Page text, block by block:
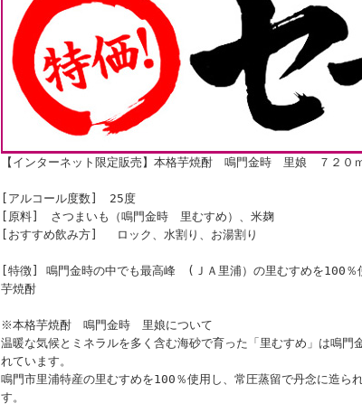
【インターネット限定販売】本格芋焼酎 鳴門金時 里娘 ７２０ｍ
[アルコール度数] 25度
[原料] さつまいも（鳴門金時 里むすめ）、米麹
[おすすめ飲み方] ロック、水割り、お湯割り
[特徴] 鳴門金時の中でも最高峰 (ＪＡ里浦）の里むすめを100％
芋焼酎
※本格芋焼酎 鳴門金時 里娘について
温暖な気候とミネラルを多く含む海砂で育った「里むすめ」は鳴門
れています。
鳴門市里浦特産の里むすめを100％使用し、常圧蒸留で丹念に造ら
す。